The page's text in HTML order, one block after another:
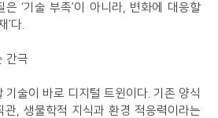
‘기술 부족’이 아니라, 변화에 대응할
’다.
간극
기술이 바로 디지털 트윈이다. 기존 양식
관, 생물학적 지식과 환경 적응력이라는